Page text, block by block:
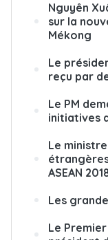
Nguyên
sur la
Mékong
Le
reçu par
Le PM
initiatives
Le
ASEAN
Les
Le